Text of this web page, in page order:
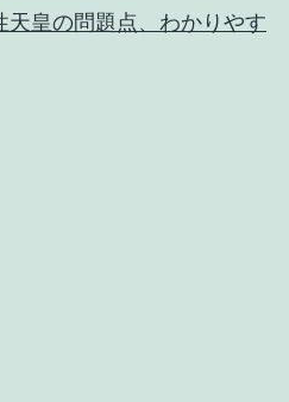
皇の問題点、わかりやす